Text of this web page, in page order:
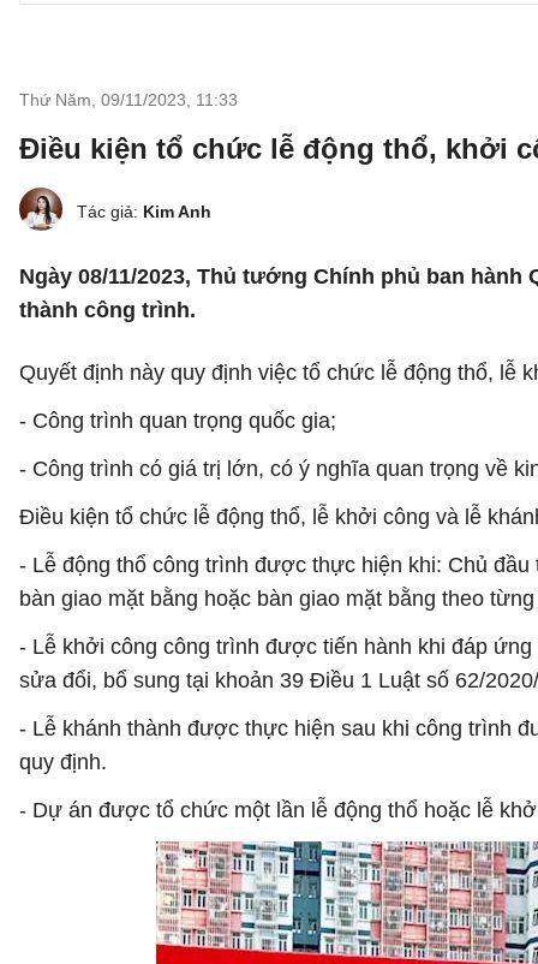
Thứ Năm, 09/11/2023 11:33
Điều kiện tổ chức lễ động thổ, khởi
Tác giả: Kim Anh
Ngày 08/11/2023, Thủ tướng Chính phủ ban
thành công trình.
Quyết định này quy định việc tổ chức lễ động thổ, lễ
- Công trình quan trọng quốc gia;
- Công trình có giá trị lớn, có ý nghĩa quan trọng về
Điều kiện tổ chức lễ động thổ, lễ khởi công và lễ
- Lễ động thổ công trình được thực hiện khi: Chủ
bàn giao mặt bằng hoặc bàn giao mặt bằng theo
- Lễ khởi công công trình được tiến hành khi đáp
sửa đổi, bổ sung tại khoản 39 Điều 1 Luật số 62/
- Lễ khánh thành được thực hiện sau khi công trình
quy định.
- Dự án được tổ chức một lần lễ động thổ hoặc lễ